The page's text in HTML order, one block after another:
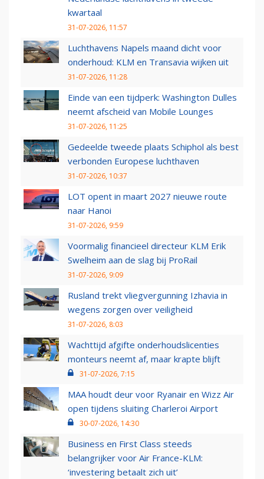
kwartaal
31-07-2026, 11:57
Luchthavens Napels maand dicht voor
onderhoud: KLM en Transavia wijken uit
31-07-2026, 11:28
Einde van een tijdperk: Washington Dulles
neemt afscheid van Mobile Lounges
31-07-2026, 11:25
Gedeelde tweede plaats Schiphol als best
verbonden Europese luchthaven
31-07-2026, 10:37
LOT opent in maart 2027 nieuwe route
naar Hanoi
31-07-2026, 9:59
Voormalig financieel directeur KLM Erik
Swelheim aan de slag bij ProRail
31-07-2026, 9:09
Rusland trekt vliegvergunning Izhavia in
wegens zorgen over veiligheid
31-07-2026, 8:03
Wachttijd afgifte onderhoudslicenties
monteurs neemt af, maar krapte blijft
31-07-2026, 7:15
MAA houdt deur voor Ryanair en Wizz Air
open tijdens sluiting Charleroi Airport
30-07-2026, 14:30
Business en First Class steeds
belangrijker voor Air France-KLM:
‘investering betaalt zich uit’